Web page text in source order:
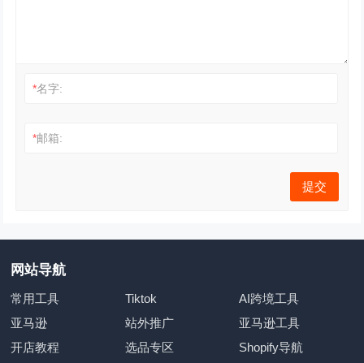
*名字:
*邮箱:
网站导航
常用工具 Tiktok
AI跨境工具
亚马逊
站外推广
亚马逊工具
开店教程
选品专区
Shopify导航